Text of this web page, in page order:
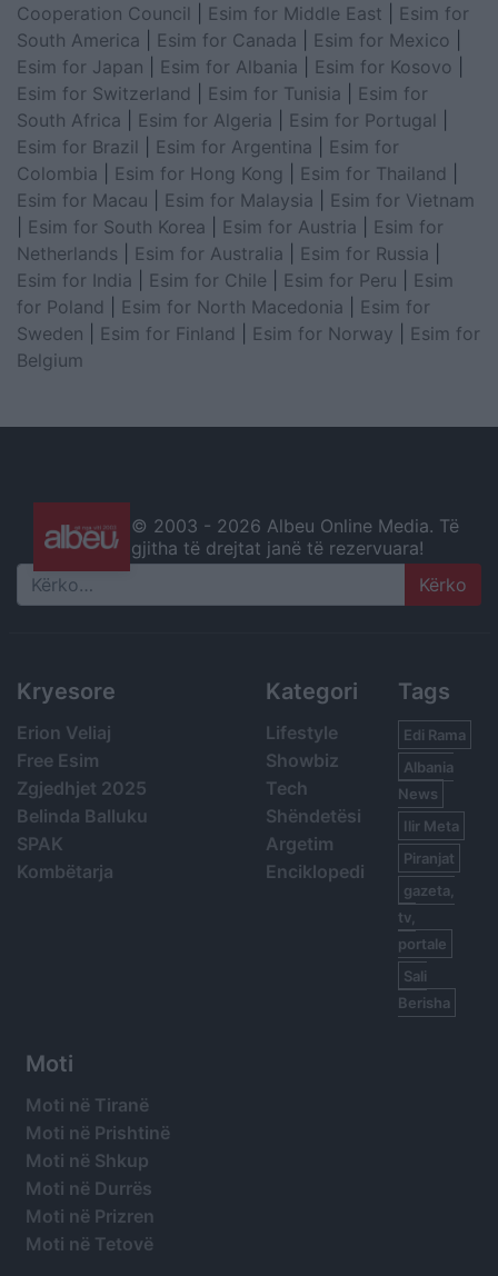
Cooperation Council
Esim for Middle East
Esim for
South America
Esim for Canada Esim for Mexico
Esim for Japan
Esim for Albania Esim for Kosovo
Esim for Switzerland
Esim for Tunisia
Esim for
South Africa
Esim for Algeria Esim for Portugal
Esim for Brazil
Esim for Argentina
Esim for
Colombia
Esim for Hong Kong Esim for Thailand
Esim for Macau
Esim for Malaysia
Esim for Vietnam
Esim for South Korea Esim for Austria
Esim for
Netherlands
Esim for Australia Esim for Russia
Esim for India
Esim for Chile Esim for Peru
Esim
for Poland
Esim for North Macedonia
Esim for
Sweden
Esim for Finland Esim for Norway
Esim for
Belgium
© 2003 - 2026 Albeu Online Media. Të
gjitha të drejtat janë të rezervuara!
Search
Kryesore
Erion Veliaj
Free Esim
Zgjedhjet 2025
Belinda Balluku
SPAK
Kombëtarja
Kategori
Lifestyle
Showbiz
Tech
Shëndetësi
Argetim
Enciklopedi
Tags
Edi Rama
Albania
News
Ilir Meta
Piranjat
gazeta,
tv,
portale
Sali
Berisha
Moti
Moti në Tiranë
Moti në Prishtinë
Moti në Shkup
Moti në Durrës
Moti në Prizren
Moti në Tetovë